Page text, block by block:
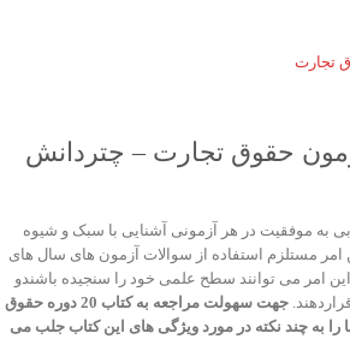
به موفقیت در هر آزمونی آشنایی با سبک و شیوه
مستلزم استفاده از سوالات آزمون های سال های
این امر می توانند سطح علمی خود را سنجیده باشندو
جهت سهولت مراجعه به کتاب 20 دوره حقوق
را به چند نکته در مورد ویژگی های این کتاب جلب می